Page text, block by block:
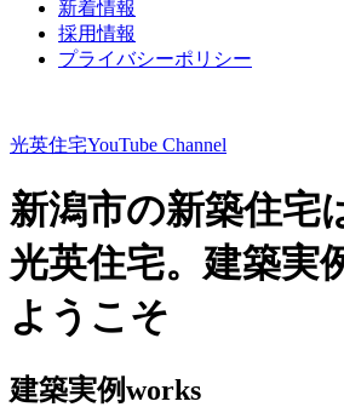
新着情報
採用情報
プライバシーポリシー
光英住宅YouTube Channel
新潟市の新築住宅
光英住宅。建築実
ようこそ
建築実例works